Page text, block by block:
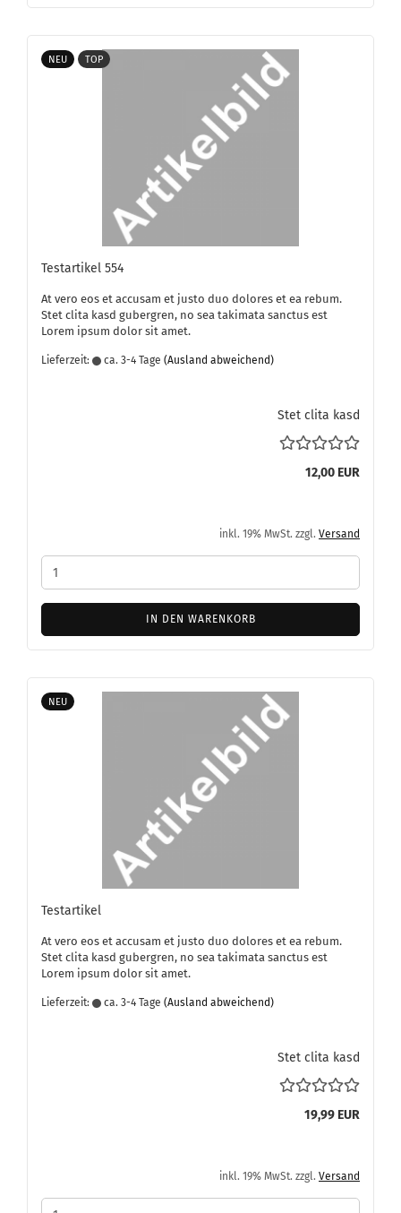
NEU TOP
Te­st­ar­ti­kel 554
At vero eos et ac­cu­sam et justo duo do­lo­res et ea rebum.
Stet clita kasd gu­ber­gren, no sea ta­ki­ma­ta sanc­tus est
Lorem ipsum dolor sit amet.
Lieferzeit: ca. 3-4 Tage (Ausland abweichend)
Stet clita kasd
12,00 EUR
inkl. 19% MwSt. zzgl. Versand
IN DEN WARENKORB
NEU
Te­st­ar­ti­kel
At vero eos et ac­cu­sam et justo duo do­lo­res et ea rebum.
Stet clita kasd gu­ber­gren, no sea ta­ki­ma­ta sanc­tus est
Lorem ipsum dolor sit amet.
Lieferzeit: ca. 3-4 Tage (Ausland abweichend)
Stet clita kasd
19,99 EUR
inkl. 19% MwSt. zzgl. Versand